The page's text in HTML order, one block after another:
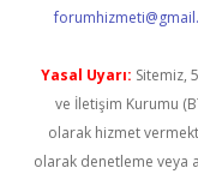
Yasal Uyarı: Sitemiz,
ve İletişim Kurumu
olarak hizmet
olarak denetleme veya